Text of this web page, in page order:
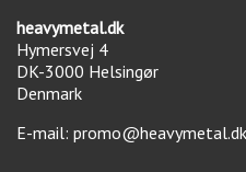
heavymetal.dk
Hymersvej 4
DK-3000 Helsingør
Denmark
E-mail: promo@heavymetal.dk